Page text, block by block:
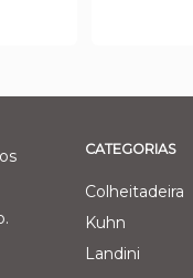
CATEGORIAS
Colheitadeira
Kuhn
Landini